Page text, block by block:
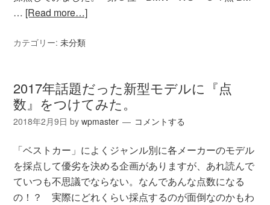
… [Read more…]
カテゴリー:未分類
2017年話題だった新型モデルに『点
数』をつけてみた。
2018年2月9日 bywpmaster コメントする
「ベストカー」によくジャンル別に各メーカーのモデル
を採点して優劣を決める企画がありますが、あれ読んで
ていつも不思議でならない。なんであんな点数になる
の！？ 実際にどれくらい採点するのが面倒なのかもわ